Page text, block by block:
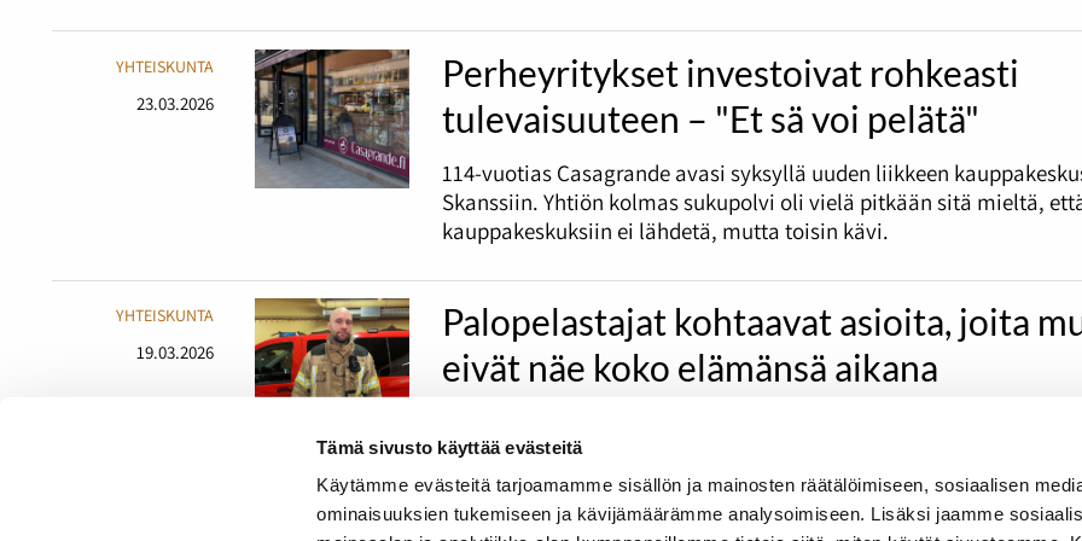
Tämä sivusto käyttää evästeitä
Käytämme evästeitä tarjoamamme sisällön ja mainosten räätälöimiseen, sosiaalisen
ominaisuuksien tukemiseen ja kävijämäärämme analysoimiseen. Lisäksi jaamme
YHTEISKUNTA
23.03.2026
Perheyritykset investoivat rohkeasti
tulevaisuuteen – "Et sä voi pelätä"
114-vuotias Casagrande avasi syksyllä uuden liikkeen
Skanssiin. Yhtiön kolmas sukupolvi oli vielä pitkään sitä mieltä,
kauppakeskuksiin ei lähdetä, mutta toisin kävi.
YHTEISKUNTA
19.03.2026
Palopelastajat kohtaavat asioita, joita
eivät näe koko elämänsä aikana
Suomen pelastusasemalla. Pelastajan täytyy huolehtia hyvästä
sekä fyysisestä kunnosta.